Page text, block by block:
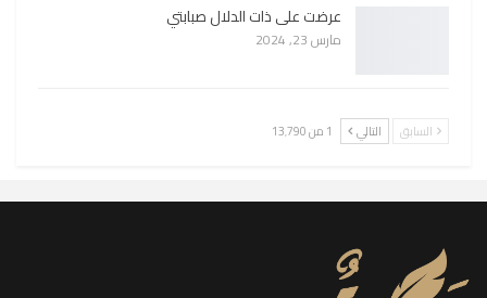
عرضت على ذات الدلال صبابتي
مارس 23, 2024
السابق التالي 1 من 13٬790